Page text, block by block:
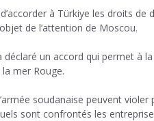
à Türkiye les droits de
de l’attention de Moscou.
un accord qui permet à la
mer Rouge.
soudanaise peuvent violer
sont confrontés les